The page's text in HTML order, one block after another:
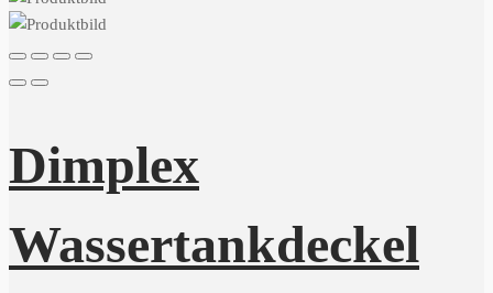
Dimplex
Wassertankdeckel